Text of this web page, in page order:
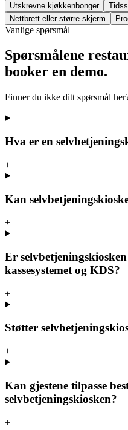
Utskrevne kjøkkenbonger
Nettbrett eller større skjerm
Vanlige spørsmål
Spørsmålene
booker en demo.
Finner du ikke ditt spørsmål
Hva er en
+
Kan
+
Er
kassesystemet og KDS?
+
Støtter
+
Kan gjestene tilpasse
selvbetjeningskiosken?
+